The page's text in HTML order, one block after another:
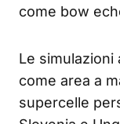
come bow
Le simulazioni
come area a
supercelle